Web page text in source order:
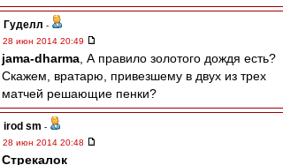
Гуделл -
28 июн 2014 20:49
jama-dharma , А правило золотого дождя есть?
Скажем, вратарю, привезшему в двух из трех
матчей решающие пенки?
irod sm -
28 июн 2014 20:48
Стрекалок